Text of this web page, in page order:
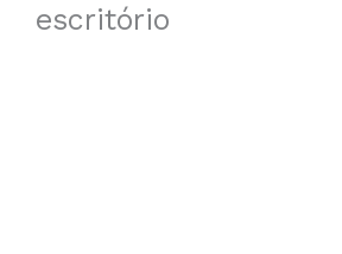
escritório